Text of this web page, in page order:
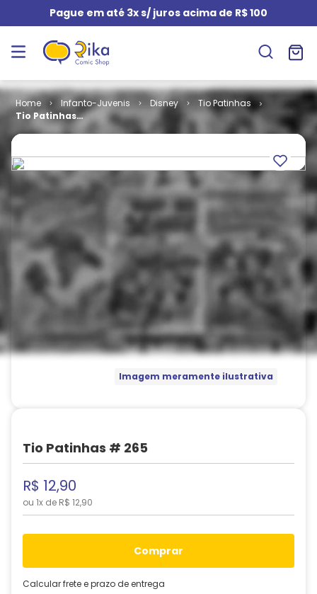
Pague em até 3x s/ juros acima de R$ 100
Infanto-Juvenis Disney
Tio Patinhas
Tio Patinhas
# 265
Imagem meramente ilustrativa
Tio Patinhas # 265
R$ 12,90
ou 1x de R$ 12,90
comprar
Calcular frete e prazo de entrega